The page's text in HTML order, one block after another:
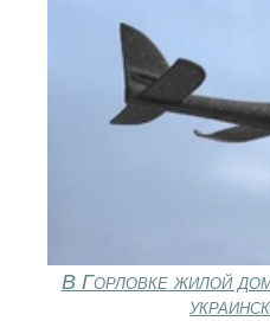
В Горловке жилой